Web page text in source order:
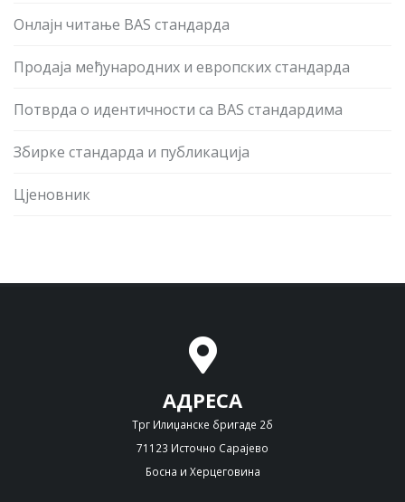
Онлајн читање BAS стандарда
Продаја међународних и европских стандарда
Потврда о идентичности са BAS стандардима
Збирке стандарда и публикација
Цјеновник
АДРЕСА
Трг Илиџанске бригаде 2б
71123 Источно Сарајево
Босна и Херцеговина